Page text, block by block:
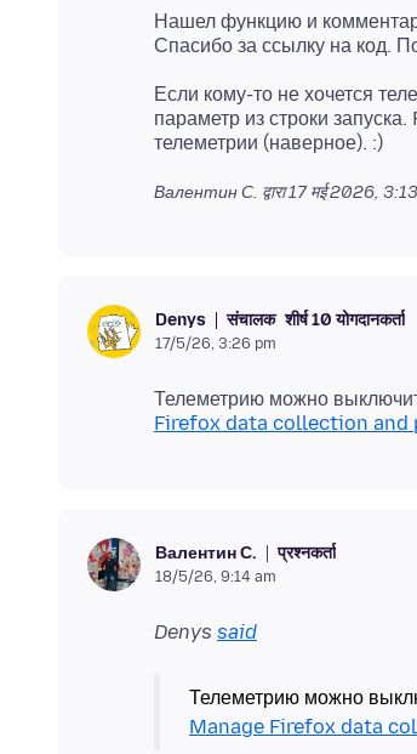
Нашел функцию и
Если кому-то не хочется
параметр из строки
Валентин С. द्वारा17 मई 2026,
Denys संचालक शीर्ष 10 योगदानकर्ता
17/5/26, 3:26 pm
Телеметрию можно
Firefox data collection
Валентин С. प्रश्नकर्ता
18/5/26, 9:14 am
Denys said
Телеметрию можно
Manage Firefox data